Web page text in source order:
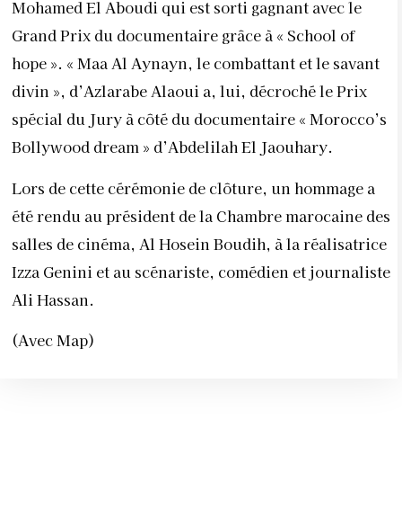
Mohamed El Aboudi qui est sorti gagnant avec le
Grand Prix du documentaire grâce à « School of
hope ». « Maa Al Aynayn, le combattant et le savant
divin », d’Azlarabe Alaoui a, lui, décroché le Prix
spécial du Jury à côté du documentaire « Morocco’s
Bollywood dream » d’Abdelilah El Jaouhary.
Lors de cette cérémonie de clôture, un hommage a
été rendu au président de la Chambre marocaine des
salles de cinéma, Al Hosein Boudih, à la réalisatrice
Izza Genini et au scénariste, comédien et journaliste
Ali Hassan.
(Avec Map)